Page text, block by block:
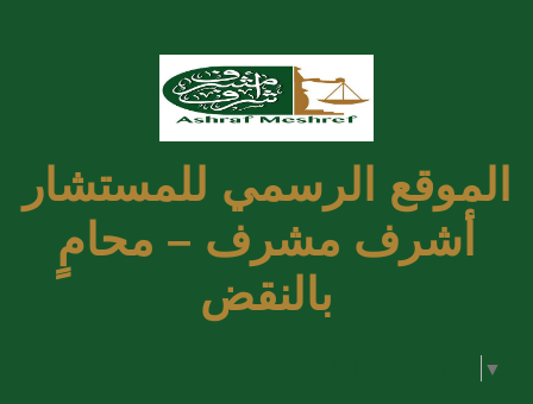
الموقع الرسمي للمستشار
أشرف مشرف – محامٍ
بالنقض
▼